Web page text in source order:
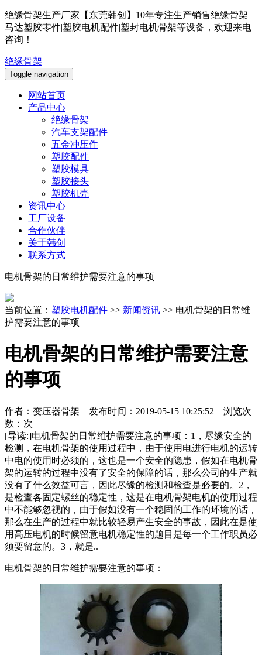
绝缘骨架生产厂家【东莞韩创】10年专注生产销售绝缘骨架|
马达塑胶零件|塑胶电机配件|塑封电机骨架等设备，欢迎来电
咨询！
绝缘骨架
Toggle navigation
网站首页
产品中心
绝缘骨架
汽车支架配件
五金冲压件
塑胶配件
塑胶模具
塑胶接头
塑胶机壳
资讯中心
工厂设备
合作伙伴
关于韩创
联系方式
电机骨架的日常维护需要注意的事项
当前位置： 塑胶电机配件 >> 新闻资讯 >> 电机骨架的日常维
护需要注意的事项
电机骨架的日常维护需要注意
的事项
作者：变压器骨架 发布时间： 2019-05-15 10:25:52 浏览次
数： 次
[导读:]电机骨架的日常维护需要注意的事项：1，尽缘安全的
检测，在电机骨架的使用过程中，由于使用电进行电机的运转
中电的使用时必须的，这也是一个安全的隐患，假如在电机骨
架的运转的过程中没有了安全的保障的话，那么公司的生产就
没有了什么效益可言，因此尽缘的检测和检查是必要的。2，
是检查各固定螺丝的稳定性，这是在电机骨架电机的使用过程
中不能够忽视的，由于假如没有一个稳固的工作的环境的话，
那么在生产的过程中就比较轻易产生安全的事故，因此在是使
用高压电机的时候留意电机稳定性的题目是每一个工作职员必
须要留意的。3，就是..
电机骨架的日常维护需要注意的事项：